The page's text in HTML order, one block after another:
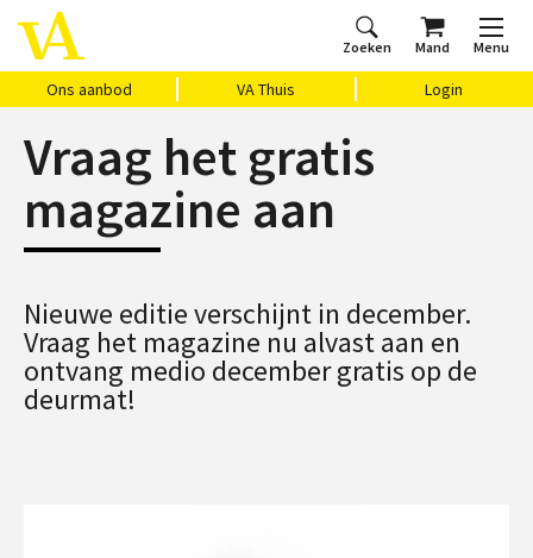
Zoeken Mand Menu
Ons aanbod VA Thuis Login
Home
Ons aanbod
Agenda
VAthuis
Over ons
Vragen?
Cadeaubon
Vraag het gratis
magazine aan
Nieuwe editie verschijnt in december.
Vraag het magazine nu alvast aan en
ontvang medio december gratis op de
deurmat!